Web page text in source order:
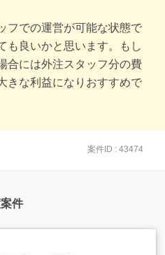
フでの運営が可能な状態で
も良いかと思います。もし
合には外注スタッフ分の費
きな利益になりおすすめで
案件ID : 43474
件